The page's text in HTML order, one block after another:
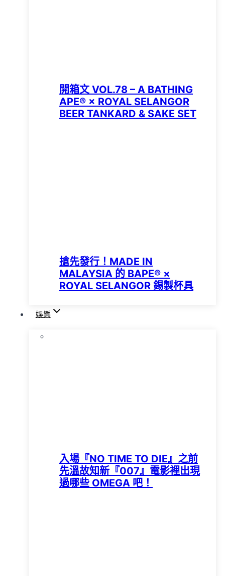
開箱文 VOL.78 – A BATHING
APE®︎ × ROYAL SELANGOR
BEER TANKARD & SAKE SET
搶先發行！MADE IN
MALAYSIA 的 BAPE® ×
ROYAL SELANGOR 錫製杯具
娛樂
入場『NO TIME TO DIE』之前
先溫故知新『007』電影裡出現
過哪些 OMEGA 吧！